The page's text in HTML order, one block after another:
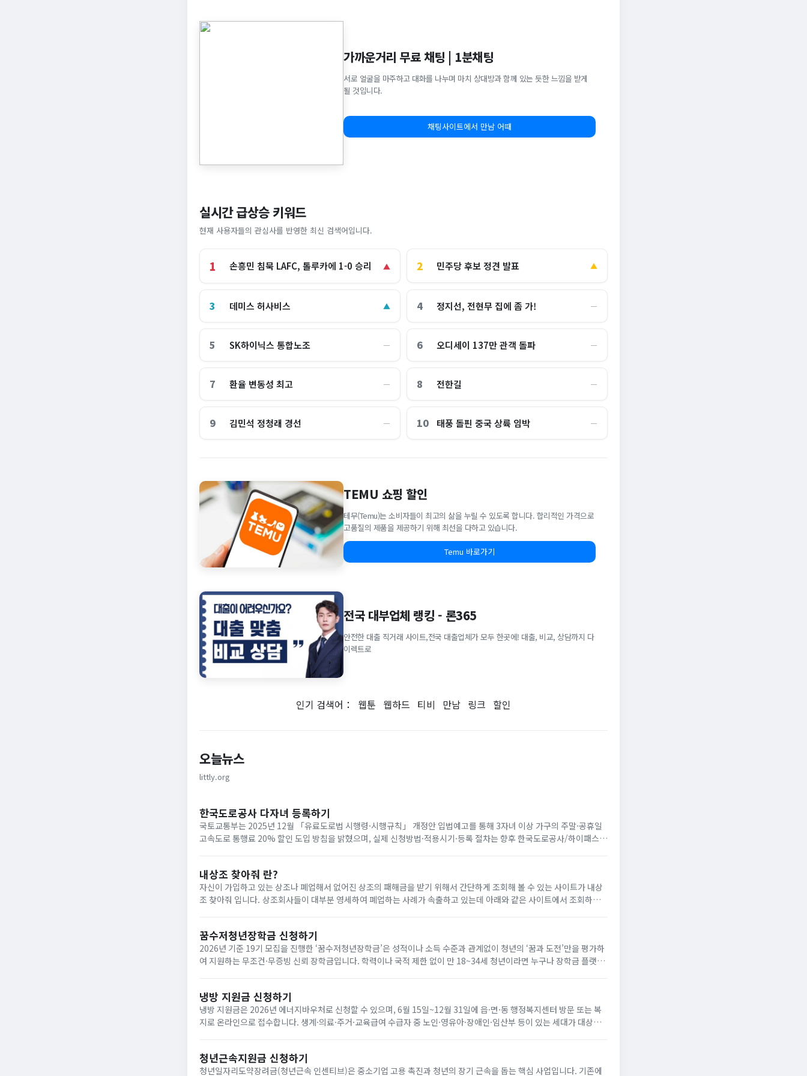
가까운거리 무료 채팅 | 1분채팅
서로 얼굴을 마주하고 대화를 나누며 마치 상대방과 함께 있는 듯한 느낌을 받게
될 것입니다.
채팅사이트에서 만남 어때
실시간 급상승 키워드
현재 사용자들의 관심사를 반영한 최신 검색어입니다.
1 손흥민 침묵 LAFC, 톨루카에 1-0 승리 ▲ 2 민주당 후보 정견 발표 ▲
3 데미스 허사비스 ▲ 4 정지선, 전현무 집에 좀 가! ―
5 SK하이닉스 통합노조 ― 6 오디세이 137만 관객 돌파 ―
7 환율 변동성 최고 ― 8 전한길 ―
9 김민석 정청래 경선 ― 10 태풍 돌핀 중국 상륙 임박 ―
TEMU 쇼핑 할인
테무(Temu)는 소비자들이 최고의 삶을 누릴 수 있도록 합니다. 합리적인 가격으로
고품질의 제품을 제공하기 위해 최선을 다하고 있습니다.
Temu 바로가기
전국 대부업체 랭킹 - 론365
안전한 대출 직거래 사이트,전국 대출업체가 모두 한곳에! 대출, 비교, 상담까지 다
이렉트로
인기 검색어： 웹툰 웹하드 티비 만남 링크 할인
오늘뉴스
littly.org
한국도로공사 다자녀 등록하기
국토교통부는 2025년 12월 「유료도로법 시행령·시행규칙」 개정안 입법예고를 통해 3자녀 이상 가구의 주말·공휴일
고속도로 통행료 20% 할인 도입 방침을 밝혔으며, 실제 신청방법·적용시기·등록 절차는 향후 한국도로공사/하이패스
내상조 찾아줘 란?
자신이 가입하고 있는 상조나 폐업해서 없어진 상조의 패해금을 받기 위해서 간단하게 조회해 볼 수 있는 사이트가 내상
조 찾아줘 입니다. 상조회사들이 대부분 영세하여 폐업하는 사례가 속출하고 있는데 아래와 같은 사이트에서 조회하면
꿈수저청년장학금 신청하기
2026년 기준 19기 모집을 진행한 ‘꿈수저청년장학금’은 성적이나 소득 수준과 관계없이 청년의 ‘꿈과 도전’만을 평가하
여 지원하는 무조건·무증빙 신뢰 장학금입니다. 학력이나 국적 제한 없이 만 18~34세 청년이라면 누구나 장학금 플랫폼
냉방 지원금 신청하기
냉방 지원금은 2026년 에너지바우처로 신청할 수 있으며, 6월 15일~12월 31일에 읍·면·동 행정복지센터 방문 또는 복
지로 온라인으로 접수합니다. 생계·의료·주거·교육급여 수급자 중 노인·영유아·장애인·임산부 등이 있는 세대가 대상
청년근속지원금 신청하기
청년일자리도약장려금(청년근속 인센티브)은 중소기업 고용 촉진과 청년의 장기 근속을 돕는 핵심 사업입니다. 기존에